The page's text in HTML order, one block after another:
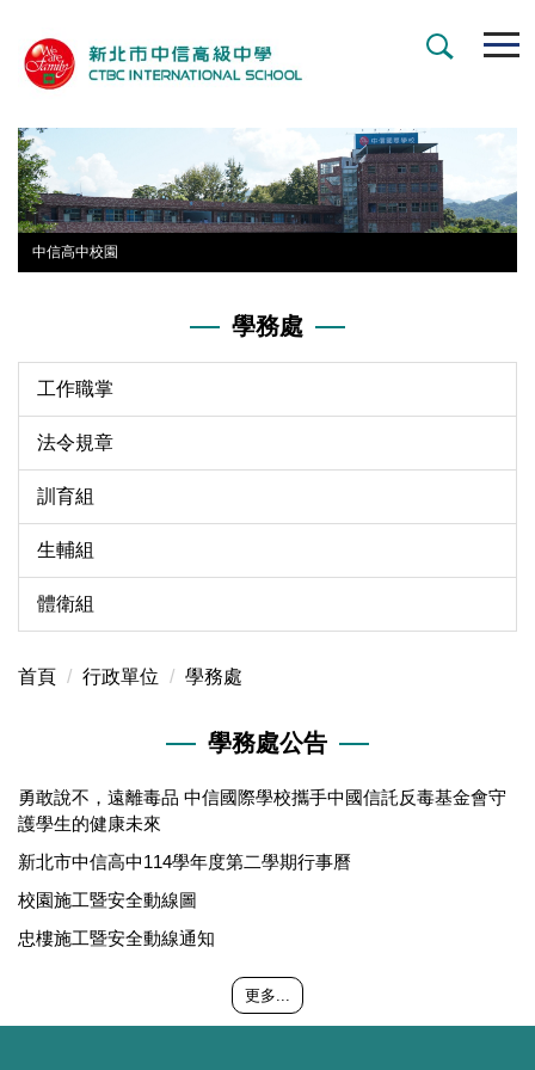
到
主
內
容
區
中信高中校園
學務處
工作職掌
法令規章
訓育組
生輔組
體衛組
首頁 行政單位 學務處
學務處公告
勇敢說不，遠離毒品 中信國際學校攜手中國信託反毒基金會守
護學生的健康未來
新北市中信高中114學年度第二學期行事曆
校園施工暨安全動線圖
忠樓施工暨安全動線通知
更多...